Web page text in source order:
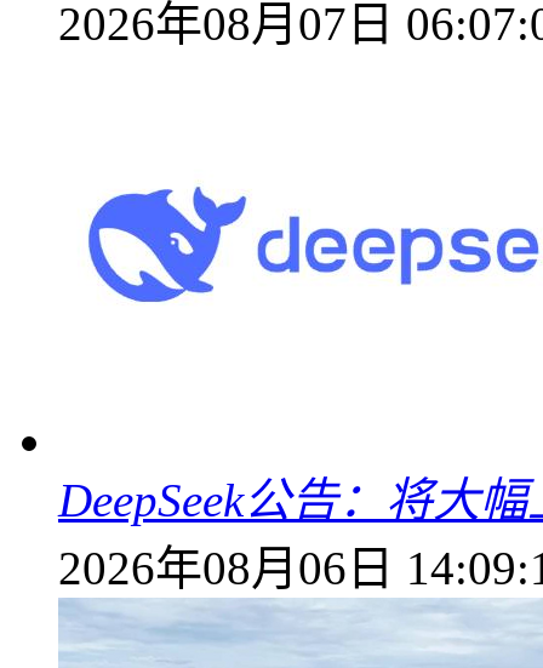
2026年08月07日
DeepSeek公告：将大
2026年08月06日